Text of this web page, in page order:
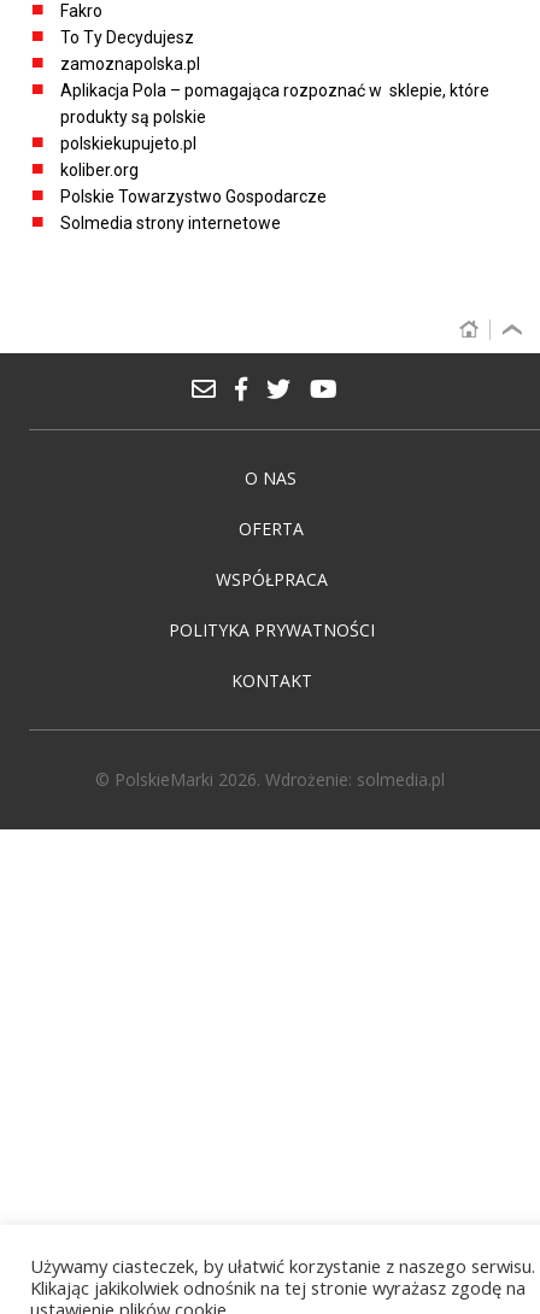
Fakro
To Ty Decydujesz
zamoznapolska.pl
Aplikacja Pola – pomagająca rozpoznać w sklepie, które
produkty są polskie
polskiekupujeto.pl
koliber.org
Polskie Towarzystwo Gospodarcze
Solmedia strony internetowe
O NAS
OFERTA
WSPÓŁPRACA
POLITYKA PRYWATNOŚCI
KONTAKT
© PolskieMarki 2026. Wdrożenie: solmedia.pl
Używamy ciasteczek, by ułatwić korzystanie z naszego serwisu.
Klikając jakikolwiek odnośnik na tej stronie wyrażasz zgodę na
ustawienie plików cookie.